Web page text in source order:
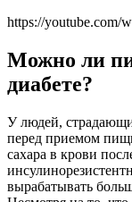
https://youtube.com/
Можно ли
диабете?
У людей,
перед приемом
сахара в крови
вырабатывать